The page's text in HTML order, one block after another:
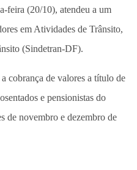
feira (20/10), atendeu a um
em Atividades de Trânsito,
(Sindetran-DF).
cobrança de valores a título de
e pensionistas do
de novembro e dezembro de